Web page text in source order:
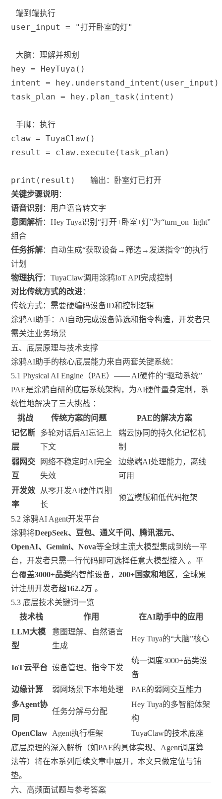
端到端执行
user_input = "打开卧室的灯"
大脑：理解并规划
hey = HeyTuya ( )
intent = hey . understand_intent ( user_input )
task_plan = hey . plan_task ( intent )
手脚：执行
claw = TuyaClaw( )
result = claw. execute ( task_plan )
print ( result ) 输出：卧室灯已打开
关键步骤说明 ：
语音识别 ：用户语音转文字
意图解析：Hey Tuya识别“打开+卧室+灯”为“turn_on+light”
组合
任务拆解：自动生成“获取设备→筛选→发送指令”的执行
计划
物理执行：TuyaClaw调用涂鸦IoT API完成控制
对比传统方式的改进：
传统方式：需要硬编码设备ID和控制逻辑
涂鸦AI助手：AI自动完成设备筛选和指令构造，开发者只
需关注业务场景
五、底层原理与技术支撑
涂鸦AI助手的核心底层能力来自两套关键系统：
5.1 Physical AI Engine（PAE）—— AI硬件的“驱动系统”
PAE是涂鸦自研的底层系统架构，为AI硬件量身定制，系
统性地解决了三大挑战 ：
挑战
传统方案的问题
PAE的解决方案
记忆断
层
多轮对话后AI忘记上
下文
端云协同的持久化记忆机
制
弱网交
互
网络不稳定时AI完全
失效
边缘端AI处理能力，离线
可用
开发效
率
从零开发AI硬件周期
长
预置模版和低代码框架
5.2 涂鸦AI Agent开发平台
涂鸦将DeepSeek、豆包、通义千问、腾讯混元、
OpenAI、Gemini、Nova等全球主流大模型集成到统一平
台，开发者只需一行代码即可选择任意大模型接入 。平
台覆盖3000+品类的智能设备，200+国家和地区，全球累
计注册开发者超162.2万 。
5.3 底层技术关键词一览
技术栈
作用
在AI助手中的应用
LLM大模
型
意图理解、自然语言
生成
Hey Tuya的“大脑”核心
IoT云平台 设备管理、指令下发
统一调度3000+品类设
备
边缘计算
弱网场景下本地处理
PAE的弱网交互能力
多Agent协
同
任务分解与分配
Hey Tuya的多智能体架
构
OpenClaw Agent执行框架
TuyaClaw的技术底座
底层原理的深入解析（如PAE的具体实现、Agent调度算
法等）将在本系列后续文章中展开，本文只做定位与铺
垫。
六、高频面试题与参考答案